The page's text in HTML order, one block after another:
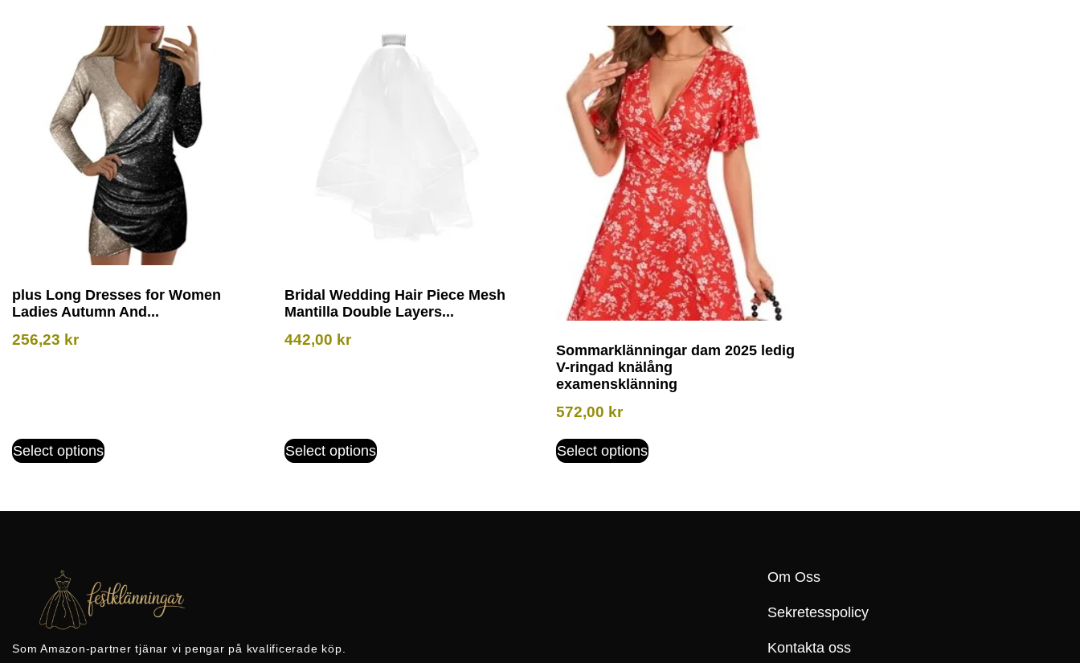
plus Long Dresses for Women
Ladies Autumn And...
256,23 kr
Select options
Bridal Wedding Hair Piece Mesh
Mantilla Double Layers...
442,00 kr
Select options
Sommarklänningar dam 2025 ledig
V-ringad knälång
examensklänning
572,00 kr
Select options
Som Amazon-partner tjänar vi pengar på kvalificerade köp.
Om Oss
Sekretesspolicy
Kontakta oss